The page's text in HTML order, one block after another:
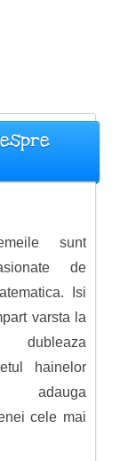
sunt
de
Isi
varsta la
dubleaza
hainelor
adauga
cele mai